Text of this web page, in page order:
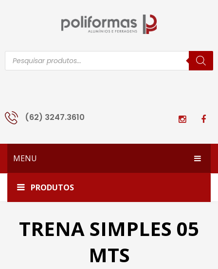
Pesquisar
produtos
(62) 3247.3610
MENU
HOME
EMPRESA
PRODUTOS
PRODUTOS
Início Todos os produtos
TRENA SIMPLES 05
MTS